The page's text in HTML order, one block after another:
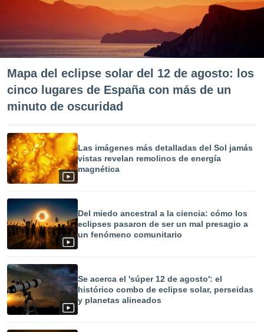
Mapa del eclipse solar del 12 de agosto: los
cinco lugares de España con más de un
minuto de oscuridad
Las imágenes más detalladas del Sol jamás
vistas revelan remolinos de energía
magnética
Del miedo ancestral a la ciencia: cómo los
eclipses pasaron de ser un mal presagio a
un fenómeno comunitario
Se acerca el 'súper 12 de agosto': el
histórico combo de eclipse solar, perseidas
y planetas alineados